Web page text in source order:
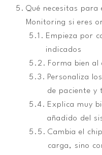
Qué necesitas para
Monitoring si eres
Empieza por
indicados
Forma bien
Personaliza
de paciente y
Explica muy
añadido del
Cambia el
carga, sino